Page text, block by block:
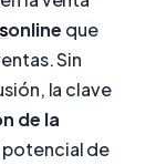
online que
Sin
la clave
de la
potencial de